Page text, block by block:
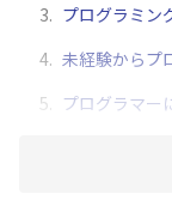
3. プログラミン
4. 未経験からプ
5.
プログラマー